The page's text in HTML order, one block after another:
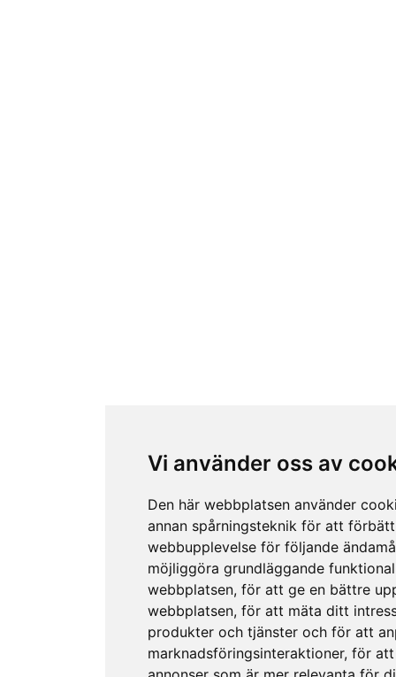
Vi använder oss av
Den här webbplatsen använder
annan spårningsteknik för att
webbupplevelse för följande
möjliggöra grundläggande
webbplatsen, för att ge en bättre
webbplatsen, för att mäta ditt
produkter och tjänster och för att
marknadsföringsinteraktioner, för att